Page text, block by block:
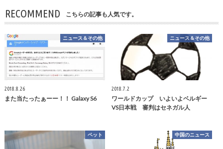
RECOMMEND こちらの記事も人気です。
ニュース＆その他
2018.8.26
また当たったぁーー！！ Galaxy S6
ニュース＆その他
2018.7.2
ワールドカップ いよいよベルギー
VS日本戦 審判はセネガル人
ペット 中国のニュース